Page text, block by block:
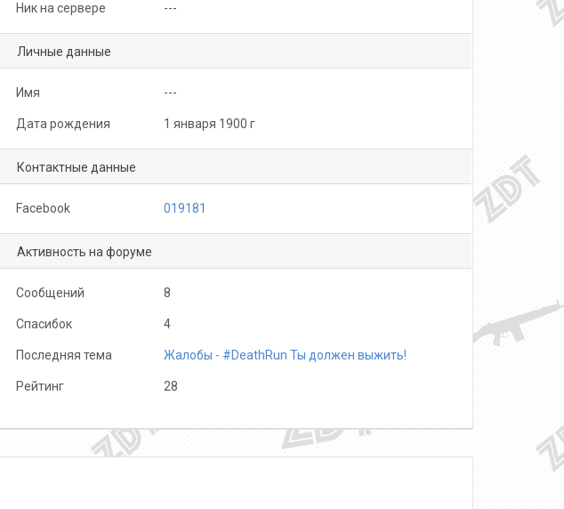
Ник на сервере ---
Личные данные
Имя ---
Дата рождения 1 января 1900 г
Контактные данные
Facebook 019181
Активность на форуме
Сообщений 8
Спасибок 4
Последняя тема Жалобы - #DeathRun Ты должен выжить!
Рейтинг 28